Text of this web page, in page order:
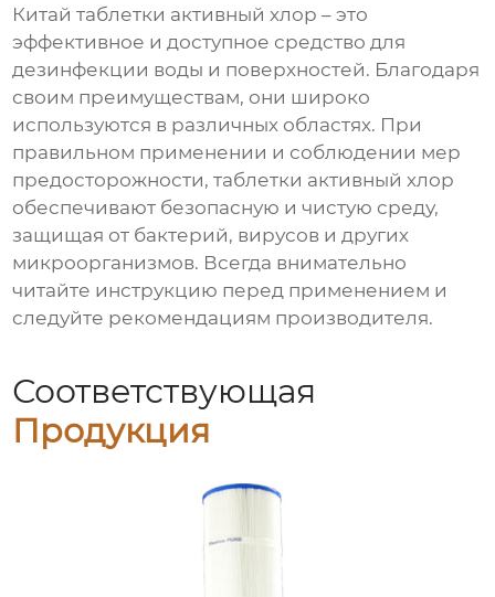
Китай таблетки активный хлор – это
эффективное и доступное средство для
дезинфекции воды и поверхностей. Благодаря
своим преимуществам, они широко
используются в различных областях. При
правильном применении и соблюдении мер
предосторожности,таблетки активный хлор
обеспечивают безопасную и чистую среду,
защищая от бактерий, вирусов и других
микроорганизмов. Всегда внимательно
читайте инструкцию перед применением и
следуйте рекомендациям производителя.
Соответствующая
Продукция